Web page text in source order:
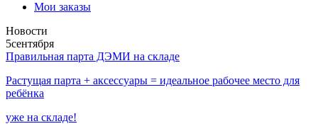
Мои заказы
Новости
5сентября
Правильная парта ДЭМИ на складе
Растущая парта + аксессуары = идеальное рабочее место для
ребёнка
уже на складе!